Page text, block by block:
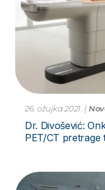
26. ožujka 2021. |
Dr. Divošević:
PET/CT pretrage